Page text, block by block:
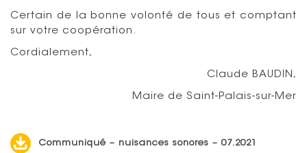
Certain de la bonne volonté de tous et comptant
sur votre coopération.
Cordialement,
Claude BAUDIN,
Maire de Saint-Palais-sur-Mer
Communiqué – nuisances sonores – 07.2021